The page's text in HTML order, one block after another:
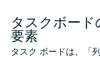
タスクボー
要素
タスク ボードは、「